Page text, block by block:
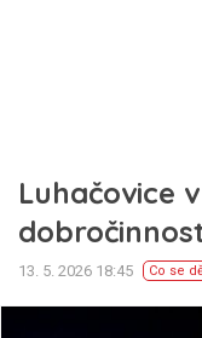
Luhačovice
13. 5. 2026 18:45 Co se